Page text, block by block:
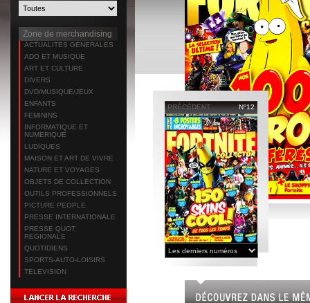
Zone de merchandising
ACTUALITES GENERALES
ADO ET MUSIQUE
ART ET CULTURE
DIVERS
DVD/MUSIQUE/JEUX
ENFANTS
FEMININS
INFORMATIQUE ET
NUMERIQUE
LUDIQUES
MAISON ET ART DE VIVRE
NATURE ET VOYAGES
OBJETS DE COLLECTION
OUTILS PROFESSIONNELS
PICTURE PEOPLE
PRESSE INTERNATIONALE
PRESSE QUOT
REGIONALE
QUOTIDIENS
SPORTS-AUTO-LOISIRS
TELEVISION
PRÉCÉDENT N°12